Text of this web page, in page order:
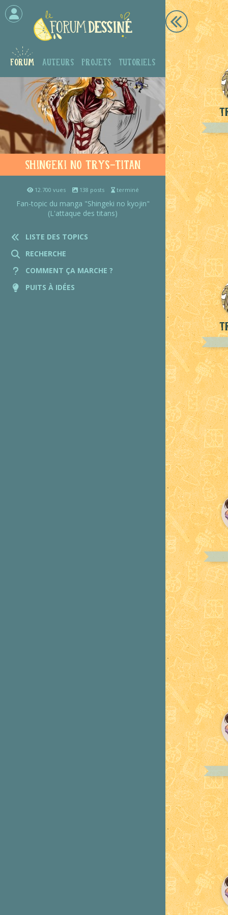
Forum Auteurs Projets Tutoriels
Shingeki no Trys-Titan
12.700 vues 138 posts terminé
Fan-topic du manga "Shingeki no kyojin"
(L'attaque des titans)
LISTE DES TOPICS
RECHERCHE
COMMENT ÇA MARCHE ?
PUITS À IDÉES